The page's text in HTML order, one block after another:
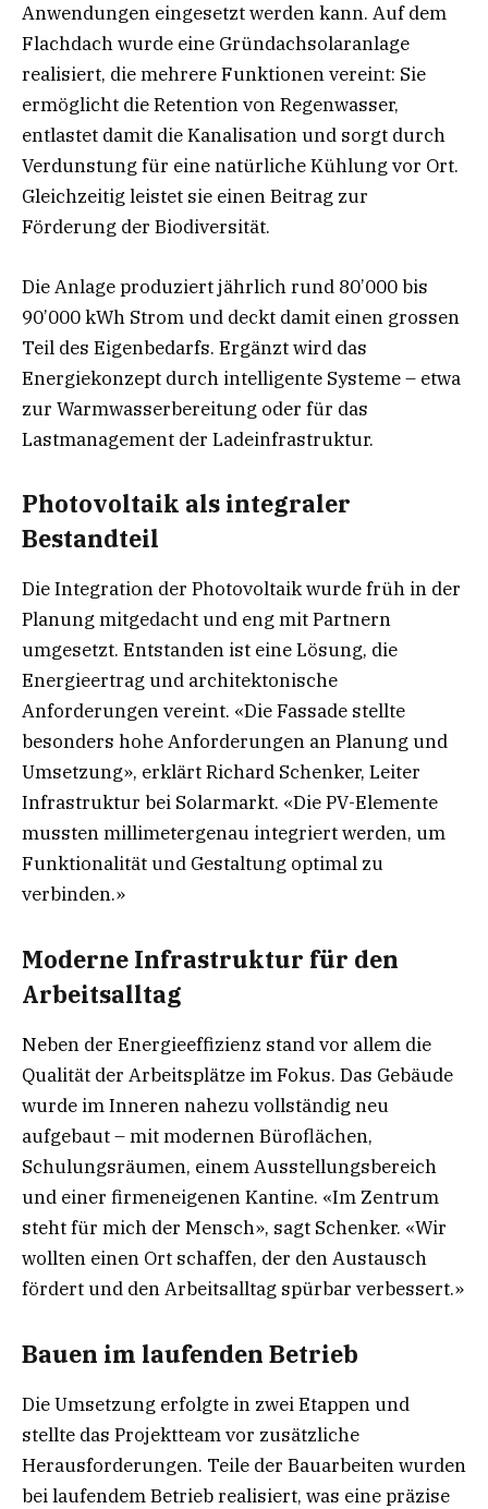
Anwendungen eingesetzt werden kann. Auf dem
Flachdach wurde eine Gründachsolaranlage
realisiert, die mehrere Funktionen vereint: Sie
ermöglicht die Retention von Regenwasser,
entlastet damit die Kanalisation und sorgt durch
Verdunstung für eine natürliche Kühlung vor Ort.
Gleichzeitig leistet sie einen Beitrag zur
Förderung der Biodiversität.
Die Anlage produziert jährlich rund 80’000 bis
90’000 kWh Strom und deckt damit einen grossen
Teil des Eigenbedarfs. Ergänzt wird das
Energiekonzept durch intelligente Systeme – etwa
zur Warmwasserbereitung oder für das
Lastmanagement der Ladeinfrastruktur.
Photovoltaik als integraler
Bestandteil
Die Integration der Photovoltaik wurde früh in der
Planung mitgedacht und eng mit Partnern
umgesetzt. Entstanden ist eine Lösung, die
Energieertrag und architektonische
Anforderungen vereint. «Die Fassade stellte
besonders hohe Anforderungen an Planung und
Umsetzung», erklärt Richard Schenker, Leiter
Infrastruktur bei Solarmarkt. «Die PV-Elemente
mussten millimetergenau integriert werden, um
Funktionalität und Gestaltung optimal zu
verbinden.»
Moderne Infrastruktur für den
Arbeitsalltag
Neben der Energieeffizienz stand vor allem die
Qualität der Arbeitsplätze im Fokus. Das Gebäude
wurde im Inneren nahezu vollständig neu
aufgebaut – mit modernen Büroflächen,
Schulungsräumen, einem Ausstellungsbereich
und einer firmeneigenen Kantine. «Im Zentrum
steht für mich der Mensch», sagt Schenker. «Wir
wollten einen Ort schaffen, der den Austausch
fördert und den Arbeitsalltag spürbar verbessert.»
Bauen im laufenden Betrieb
Die Umsetzung erfolgte in zwei Etappen und
stellte das Projektteam vor zusätzliche
Herausforderungen. Teile der Bauarbeiten wurden
bei laufendem Betrieb realisiert, was eine präzise